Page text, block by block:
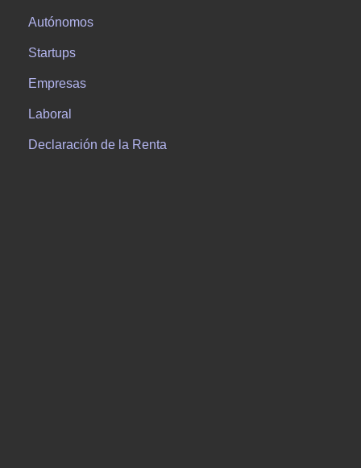
Autónomos
Startups
Empresas
Laboral
Declaración de la Renta